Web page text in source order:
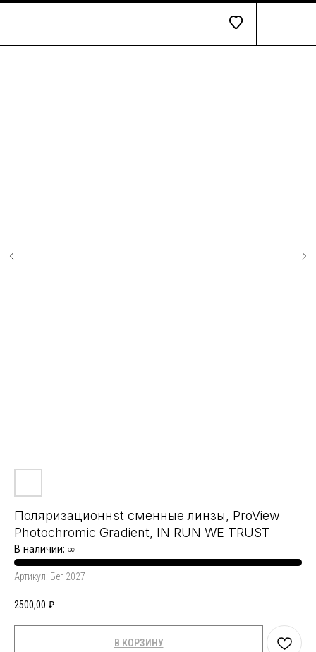
Поляризационнst сменные линзы, ProView
Photochromic Gradient, IN RUN WE TRUST
В наличии: ∞
Артикул: Бег 2027
2500,00 ₽
В КОРЗИНУ